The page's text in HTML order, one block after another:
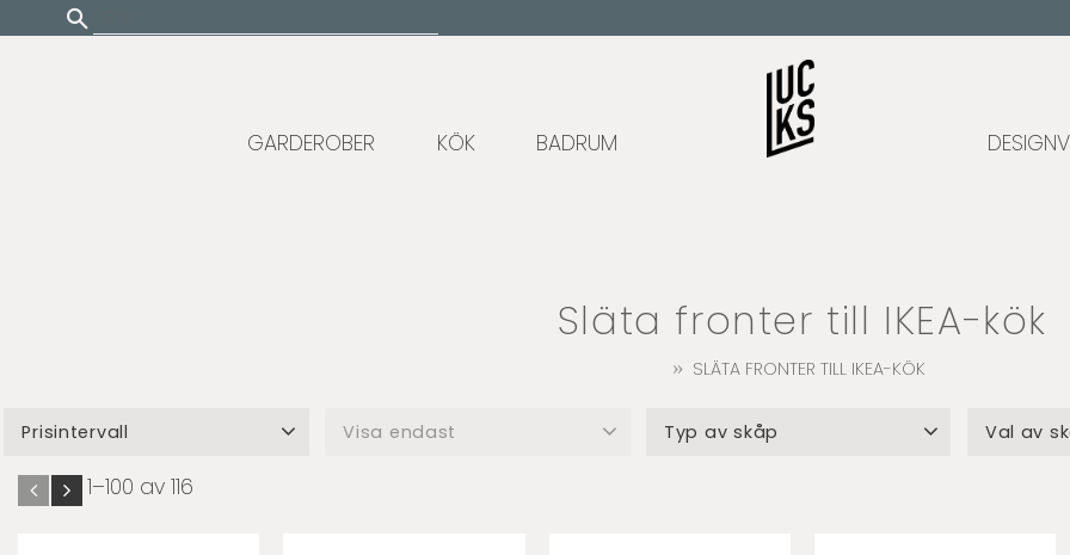
Update cookies preferences
GARDEROBER KÖK BADRUM
Släta fronter till IKEA-kök
SLÄTA FRONTER TILL IKEA-KÖK
Prisintervall Visa endast Typ av skåp Val av
1–100 av 116